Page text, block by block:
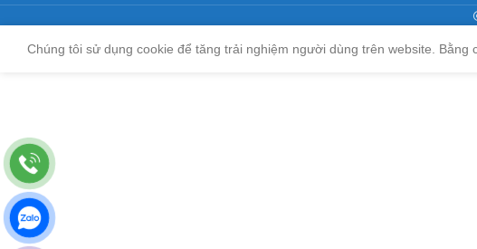
Chúng tôi sử dụng cookie để tăng trải nghiệm người dùng trên website. Bằng